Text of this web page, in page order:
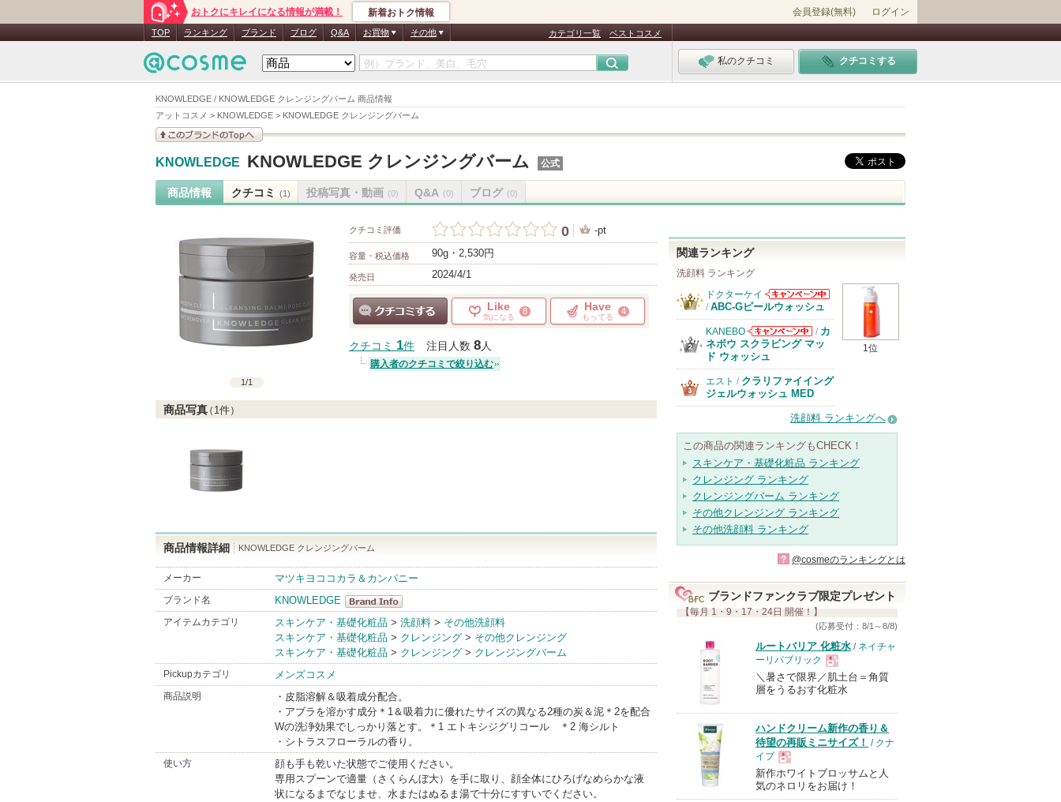
KNOWLEDGE / KNOWLEDGE クレンジングバーム 商品情報
アットコスメ > KNOWLEDGE > KNOWLEDGE クレンジングバーム
おトクにキレイになる情報が満載！ 新着おトク情報 会員登録(無料) ログイン
TOP ランキング ブランド ブログ Q&A お買物 その他 カテゴリ一覧 ベストコスメ
私のクチコミ クチコミする
KNOWLEDGE KNOWLEDGE クレンジングバーム 公式
商品情報 クチコミ (1) 投稿写真・動画 (0) Q&A (0) ブログ (0)
1/1
クチコミ評価 0 -pt
容量・税込価格 90g・2,530円
発売日 2024/4/1
Like
気になる
8 Have
もってる
4
クチコミ 1件 注目人数 8人
購入者のクチコミで絞り込む
商品写真（ 1件）
商品情報詳細 KNOWLEDGE クレンジングバーム
メーカー マツキヨココカラ＆カンパニー
ブランド名
KNOWLEDGE
KNOWLEDGE
BrandInfo
アイテムカテゴリ スキンケア・基礎化粧品 > 洗顔料 > その他洗顔料
スキンケア・基礎化粧品 > クレンジング > その他クレンジング
スキンケア・基礎化粧品 > クレンジング > クレンジングバーム
Pickupカテゴリ メンズコスメ
商品説明
・皮脂溶解＆吸着成分配合。
・アブラを溶かす成分＊1＆吸着力に優れたサイズの異なる2種の炭＆泥＊2を配合
Wの洗浄効果でしっかり落とす。＊1 エトキシジグリコール ＊2 海シルト
・シトラスフローラルの香り。
使い方
顔も手も乾いた状態でご使用ください。
専用スプーンで適量（さくらんぼ大）を手に取り、顔全体にひろげなめらかな液
状になるまでなじませ、水またはぬるま湯で十分にすすいでください。
関連ランキング
洗顔料 ランキング
1位
ドクターケイ
ドクターケイか
らのお知らせが
あります
/ ABC-Gピールウォッシュ
KANEBO
KANEBOから
のお知らせがあ
/ カ
ネボウ スクラビング マッ
ド ウォッシュ
エスト / クラリファイイング
ジェルウォッシュ MED
洗顔料 ランキングへ
この商品の関連ランキングもCHECK！
スキンケア・基礎化粧品 ランキング
クレンジング ランキング
クレンジングバーム ランキング
その他クレンジング ランキング
その他洗顔料 ランキング
? @cosmeのランキングとは
ブランドファンクラブ限定プレゼント
【毎月 1・9・17・24日 開催！】
(応募受付：8/1～8/8)
ルートバリア 化粧水 / ネイチャ
ーリパブリック
現
品
＼暑さで限界／肌土台＝角質
層をうるおす化粧水
ハンドクリーム新作の香り＆
待望の再販ミニサイズ！ / クナ
イプ
現
新作ホワイトブロッサムと人
気のネロリをお届け！